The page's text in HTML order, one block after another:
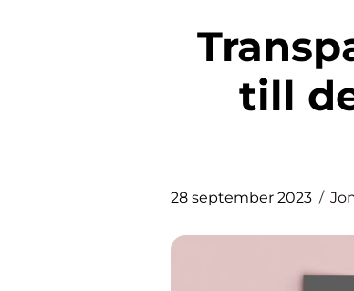
Transparant puder: En guide
till
28 september 2023